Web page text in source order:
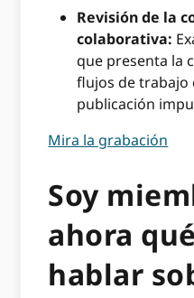
Revisión de la
colaborativa:
que presenta la
flujos de trabajo
publicación
Mira la grabación
Soy
ahora
hablar